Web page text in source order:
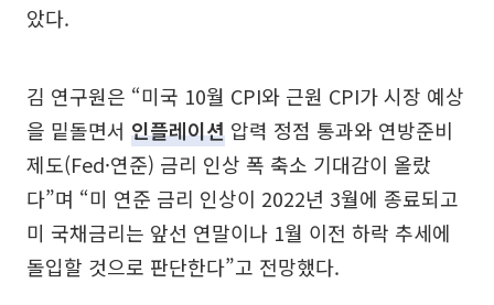
았다.
김 연구원은 “미국 10월 CPI와 근원 CPI가 시장 예상
을 밑돌면서 인플레이션 압력 정점 통과와 연방준비
제도(Fed·연준) 금리 인상 폭 축소 기대감이 올랐
다”며 “미 연준 금리 인상이 2022년 3월에 종료되고
미 국채금리는 앞선 연말이나 1월 이전 하락 추세에
돌입할 것으로 판단한다”고 전망했다.